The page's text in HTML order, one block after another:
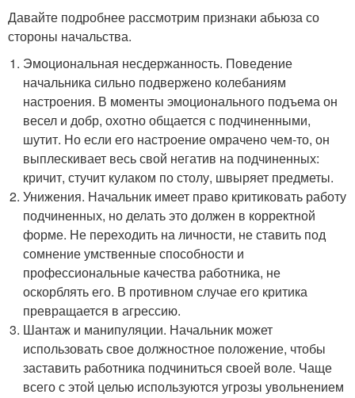
Давайте подробнее рассмотрим признаки абьюза со
стороны начальства.
Эмоциональная несдержанность. Поведение
начальника сильно подвержено колебаниям
настроения. В моменты эмоционального подъема он
весел и добр, охотно общается с подчиненными,
шутит. Но если его настроение омрачено чем-то, он
выплескивает весь свой негатив на подчиненных:
кричит, стучит кулаком по столу, швыряет предметы.
Унижения. Начальник имеет право критиковать работу
подчиненных, но делать это должен в корректной
форме. Не переходить на личности, не ставить под
сомнение умственные способности и
профессиональные качества работника, не
оскорблять его. В противном случае его критика
превращается в агрессию.
Шантаж и манипуляции. Начальник может
использовать свое должностное положение, чтобы
заставить работника подчиниться своей воле. Чаще
всего с этой целью используются угрозы увольнением